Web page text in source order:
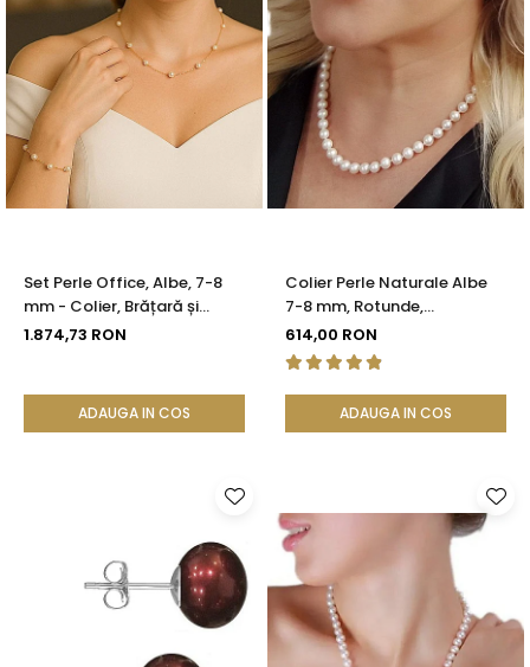
Set Perle Office, Albe, 7-8
mm - Colier, Brățară și
Cercei, Aur Galben 14K |
1.874,73 RON
ADAUGA IN COS
Colier Perle Naturale Albe
7-8 mm, Rotunde,
Închizătoare Argint 925 |
KASKADDA®
614,00 RON
ADAUGA IN COS